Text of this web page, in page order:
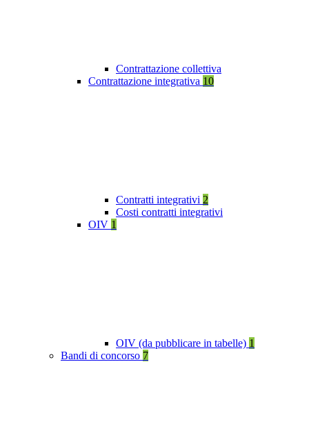
Contrattazione collettiva
Contrattazione integrativa 10
Contratti integrativi 2
Costi contratti integrativi
OIV 1
OIV (da pubblicare in tabelle) 1
Bandi di concorso 7